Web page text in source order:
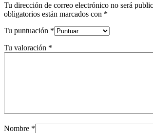
Tu dirección de correo electrónico no será
obligatorios están marcados con *
Tu puntuación *
Tu valoración *
Nombre *